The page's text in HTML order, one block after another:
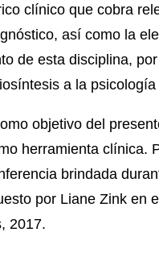
clínico que cobra
así como la
de esta disciplina,
a la psicología
objetivo del
herramienta clínica.
brindada
por Liane Zink en
2017.